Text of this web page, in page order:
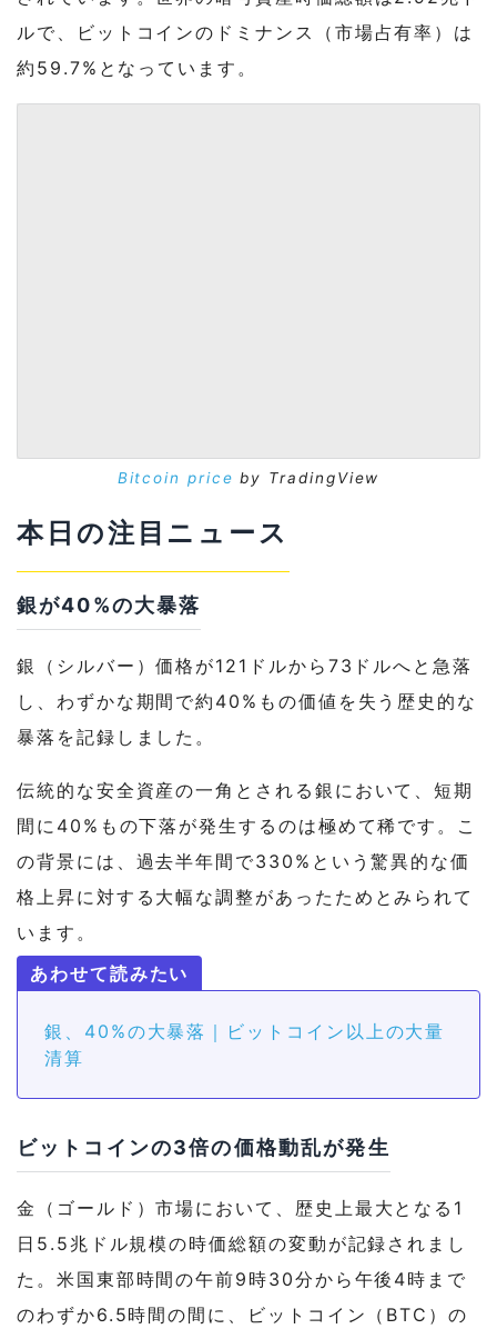
ルで、ビットコインのドミナンス（市場占有率）は
約59.7%となっています。
Bitcoin price by TradingView
本日の注目ニュース
銀が40%の大暴落
銀（シルバー）価格が121ドルから73ドルへと急落
し、わずかな期間で約40%もの価値を失う歴史的な
暴落を記録しました。
伝統的な安全資産の一角とされる銀において、短期
間に40%もの下落が発生するのは極めて稀です。こ
の背景には、過去半年間で330%という驚異的な価
格上昇に対する大幅な調整があったためとみられて
います。
銀、40%の大暴落｜ビットコイン以上の大量
清算
ビットコインの3倍の価格動乱が発生
金（ゴールド）市場において、歴史上最大となる1
日5.5兆ドル規模の時価総額の変動が記録されまし
た。米国東部時間の午前9時30分から午後4時まで
のわずか6.5時間の間に、ビットコイン（BTC）の